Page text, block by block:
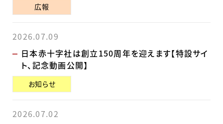
広報
2026.07.09
日本赤十字社は創立150周年を迎えます【特設サイ
ト、記念動画公開】
お知らせ
2026.07.02